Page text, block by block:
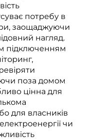
потребу в
заощаджуючи
нагляд.
підключенням
поза домом
цінна для
для власників
чи